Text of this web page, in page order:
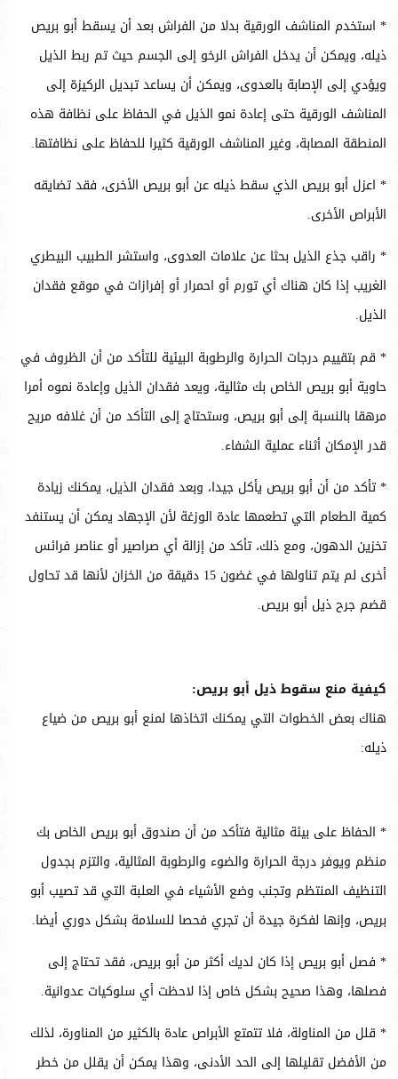
* استخدم المناشف الورقية بدلا من الفراش بعد أن يسقط أبو بريص
ذيله، ويمكن أن يدخل الفراش الرخو إلى الجسم حيث تم ربط الذيل
ويؤدي إلى الإصابة بالعدوى، ويمكن أن يساعد تبديل الركيزة إلى
المناشف الورقية حتى إعادة نمو الذيل في الحفاظ على نظافة هذه
المنطقة المصابة، وغير المناشف الورقية كثيرا للحفاظ على نظافتها.
* اعزل أبو بريص الذي سقط ذيله عن أبو بريص الأخرى، فقد تضايقه
الأبراص الأخرى.
* راقب جذع الذيل بحثا عن علامات العدوى، واستشر الطبيب البيطري
الغريب إذا كان هناك أي تورم أو احمرار أو إفرازات في موقع فقدان
الذيل.
* قم بتقييم درجات الحرارة والرطوبة البيئية للتأكد من أن الظروف في
حاوية أبو بريص الخاص بك مثالية، ويعد فقدان الذيل وإعادة نموه أمرا
مرهقا بالنسبة إلى أبو بريص، وستحتاج إلى التأكد من أن غلافه مريح
قدر الإمكان أثناء عملية الشفاء.
* تأكد من أن أبو بريص يأكل جيدا، وبعد فقدان الذيل، يمكنك زيادة
كمية الطعام التي تطعمها عادة الوزغة لأن الإجهاد يمكن أن يستنفد
تخزين الدهون، ومع ذلك، تأكد من إزالة أي صراصير أو عناصر فرائس
أخرى لم يتم تناولها في غضون 15 دقيقة من الخزان لأنها قد تحاول
قضم جرح ذيل أبو بريص.
كيفية منع سقوط ذيل أبو بريص:
هناك بعض الخطوات التي يمكنك اتخاذها لمنع أبو بريص من ضياع
ذيله:
* الحفاظ على بيئة مثالية فتأكد من أن صندوق أبو بريص الخاص بك
منظم ويوفر درجة الحرارة والضوء والرطوبة المثالية، والتزم بجدول
التنظيف المنتظم وتجنب وضع الأشياء في العلبة التي قد تصيب أبو
بريص، وإنها لفكرة جيدة أن تجري فحصا للسلامة بشكل دوري أيضا.
* فصل أبو بريص إذا كان لديك أكثر من أبو بريص، فقد تحتاج إلى
فصلها، وهذا صحيح بشكل خاص إذا لاحظت أي سلوكيات عدوانية.
* قلل من المناولة، فلا تتمتع الأبراص عادة بالكثير من المناورة، لذلك
من الأفضل تقليلها إلى الحد الأدنى، وهذا يمكن أن يقلل من خطر